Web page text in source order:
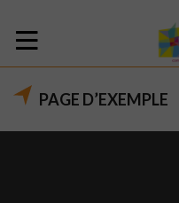
PAGE D’EXEMPLE